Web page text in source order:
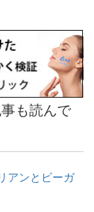
も読んで
アンとビーガ